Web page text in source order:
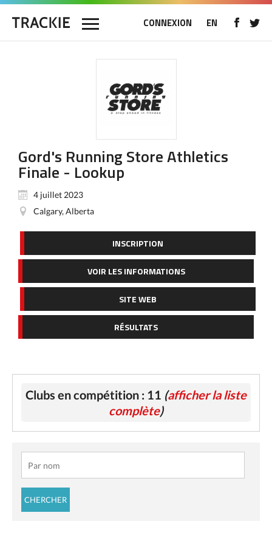
CONNEXION EN
Gord's Running Store Athletics
Finale - Lookup
4 juillet 2023
Calgary, Alberta
INSCRIPTION
VOIR LES INFORMATIONS
SITE WEB
RÉSULTATS
Clubs en compétition : 11 (afficher la liste
complète)